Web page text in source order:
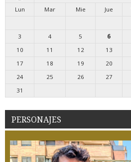
Lun
Mar Mie Jue
3
4 5 6
10
11 12 13
17
18 19 20
24
25 26 27
31
PERSONAJES